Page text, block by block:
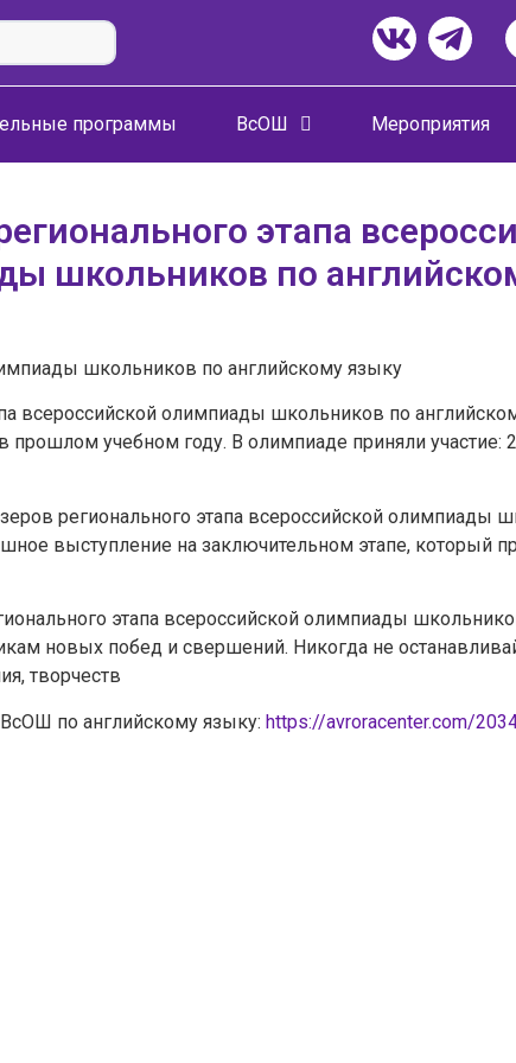
программы ВсОШ Мероприятия
этапа
школьников по
школьников по английскому языку
всероссийской олимпиады школьников по
учебном году. В олимпиаде приняли участие:
регионального этапа всероссийской олимпиады
выступление на заключительном этапе, который
этапа всероссийской олимпиады
новых побед и свершений. Никогда не
творчеств
ВсОШ по английскому языку: https://avroracenter.com/
Задайте нам вопрос
заполнения данной формы включите JavaScript в
почта*